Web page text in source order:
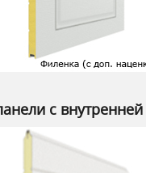
с